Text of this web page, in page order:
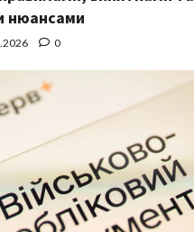
нюансами
0